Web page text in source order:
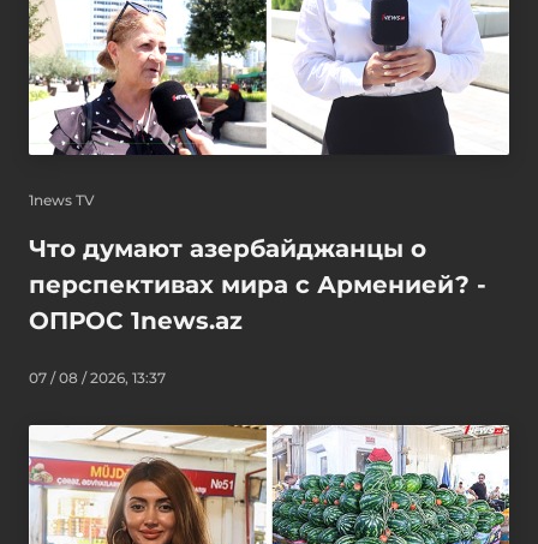
1news TV
Что думают азербайджанцы о
перспективах мира с Арменией? -
ОПРОС 1news.az
07 / 08 / 2026, 13:37